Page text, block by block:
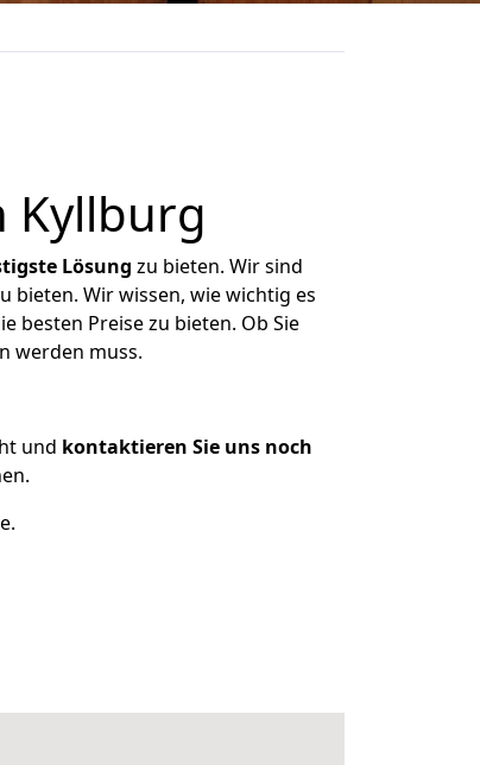
Kyllburg
Lösung zu bieten. Wir sind
bieten. Wir wissen, wie wichtig es
besten Preise zu bieten. Ob Sie
werden muss.
und kontaktieren Sie uns noch